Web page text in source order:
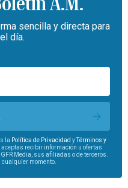
sencilla y directa para
día.
la Política de Privacidad y
Términos y
aceptas recibir información u ofertas
Media, sus afiliadas o de terceros.
cualquier momento.